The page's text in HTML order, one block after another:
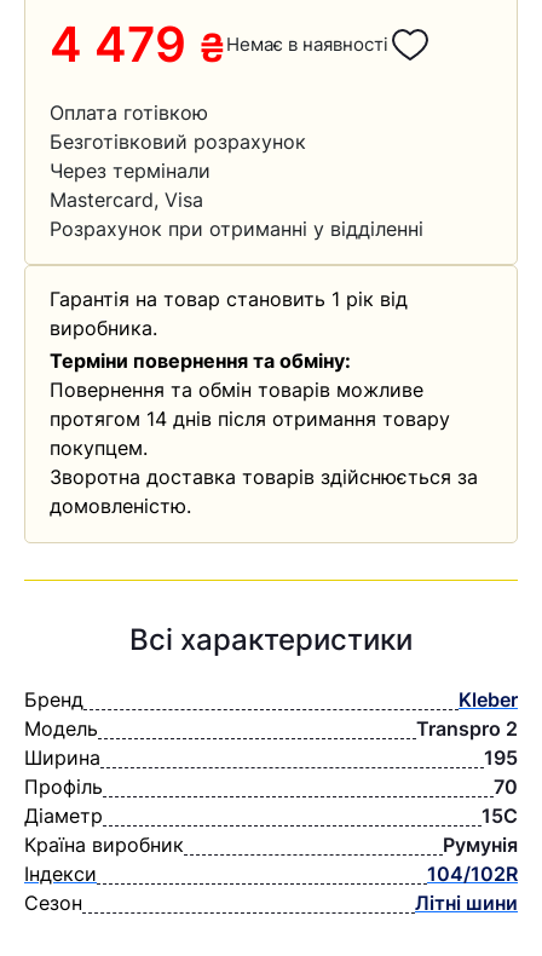
4 479 ₴Немає в наявності
Оплата готівкою
Безготівковий розрахунок
Через термінали
Mastercard, Visa
Розрахунок при отриманні у відділенні
Гарантія на товар становить 1 рік від
виробника.
Терміни повернення та обміну:
Повернення та обмін товарів можливе
протягом 14 днів після отримання товару
покупцем.
Зворотна доставка товарів здійснюється за
домовленістю.
Всі характеристики
Бренд
Kleber
Модель
Transpro 2
Ширина
195
Профіль
70
Діаметр
15C
Країна виробник
Румунія
Індекси
104/102R
Сезон
Літні шини